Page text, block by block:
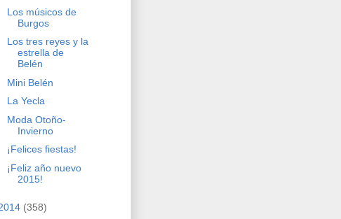
Los músicos de
Burgos
Los tres reyes y la
estrella de
Belén
Mini Belén
La Yecla
Moda Otoño-
Invierno
¡Felices fiestas!
¡Feliz año nuevo
2015!
(358)